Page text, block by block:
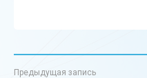
Предыдущая запись